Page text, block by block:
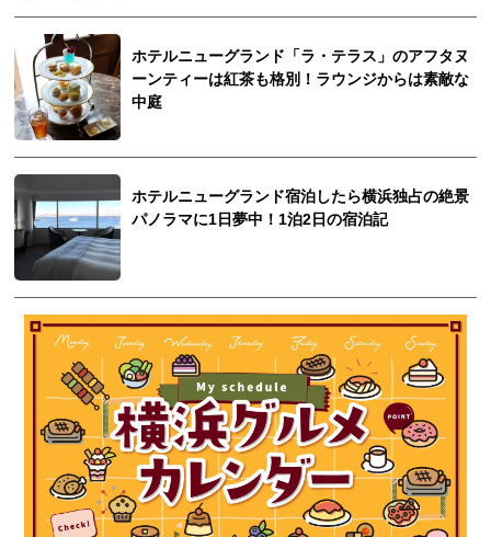
ホテルニューグランド「ラ・テラス」のアフタヌ
ーンティーは紅茶も格別！ラウンジからは素敵な
中庭
ホテルニューグランド宿泊したら横浜独占の絶景
パノラマに1日夢中！1泊2日の宿泊記